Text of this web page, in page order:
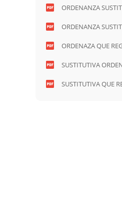
ORDENANZA
ORDENANZA
ORDENAZA QUE
SUSTITUTIVA
SUSTITUTIVA QUE